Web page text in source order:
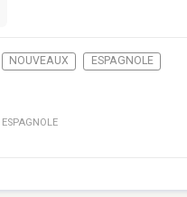
NOUVEAUX
ESPAGNOLE
ESPAGNOLE